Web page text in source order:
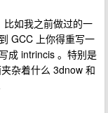
比如我之前做过的一
GCC 上你得重写一
成 intrincis 。特别是
杂着什么 3dnow 和